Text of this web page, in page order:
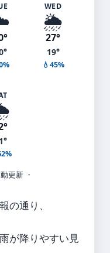
WED
🌦️
27°
19°
💧45%
更新 ・
の通り、
が降りやすい見